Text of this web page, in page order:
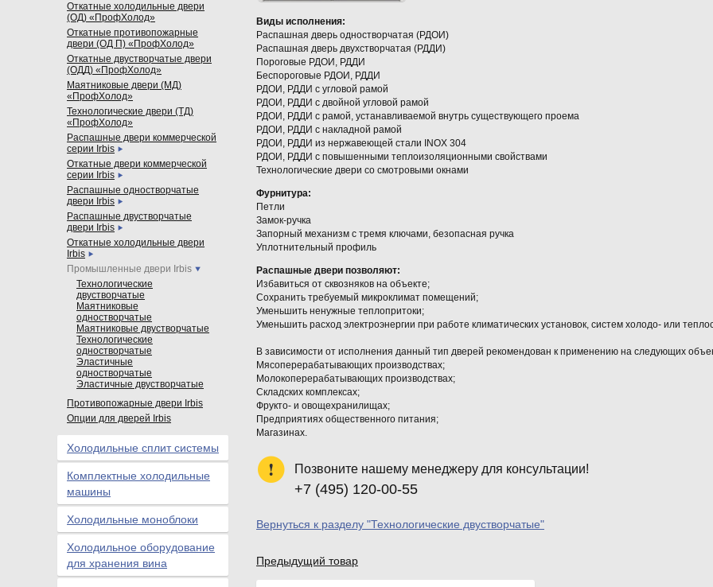
Виды исполнения:
Распашная дверь одностворчатая (РДОИ)
Распашная дверь двухстворчатая (РДДИ)
Пороговые РДОИ, РДДИ
Беспороговые РДОИ, РДДИ
РДОИ, РДДИ с угловой рамой
РДОИ, РДДИ с двойной угловой рамой
РДОИ, РДДИ с рамой, устанавливаемой внутрь существующего проема
РДОИ, РДДИ с накладной рамой
РДОИ, РДДИ из нержавеющей стали INOX 304
РДОИ, РДДИ с повышенными теплоизоляционными свойствами
Технологические двери со смотровыми окнами
Фурнитура:
Петли
Замок-ручка
Запорный механизм с тремя ключами, безопасная ручка
Уплотнительный профиль
Распашные двери позволяют:
Избавиться от сквозняков на объекте;
Сохранить требуемый микроклимат помещений;
Уменьшить ненужные теплопритоки;
Уменьшить расход электроэнергии при работе климатических установок, систем холодо- или
В зависимости от исполнения данный тип дверей рекомендован к применению на следующих
Мясоперерабатывающих производствах;
Молокоперерабатывающих производствах;
Складских комплексах;
Фрукто- и овощехранилищах;
Предприятиях общественного питания;
Магазинах.
Позвоните нашему менеджеру для консультации!
+7 (495) 120-00-55
Вернуться к разделу "Технологические двустворчатые"
Предыдущий товар
Откатные холодильные двери
(ОД) «ПрофХолод»
Откатные противопожарные
двери (ОД П) «ПрофХолод»
Откатные двустворчатые двери
(ОДД) «ПрофХолод»
Маятниковые двери (МД)
«ПрофХолод»
Технологические двери (ТД)
«ПрофХолод»
Распашные двери коммерческой
серии Irbis
Откатные двери коммерческой
серии Irbis
Распашные одностворчатые
двери Irbis
Распашные двустворчатые
двери Irbis
Откатные холодильные двери
Irbis
Промышленные двери Irbis
Технологические
двустворчатые
Маятниковые
одностворчатые
Маятниковые двустворчатые
Технологические
одностворчатые
Эластичные
одностворчатые
Эластичные двустворчатые
Противопожарные двери Irbis
Опции для дверей Irbis
Холодильные сплит системы
Комплектные холодильные
машины
Холодильные моноблоки
Холодильное оборудование
для хранения вина